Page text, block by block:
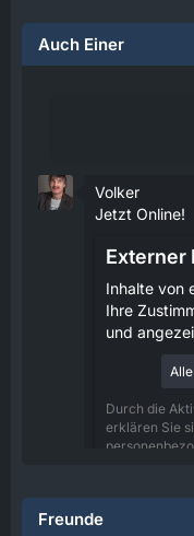
Auch Einer
Volker
Jetzt Online!
Externer
Inhalte von
Ihre
und
Durch die
erklären Sie
Verfügung
Freunde